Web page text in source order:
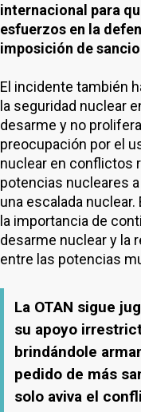
internacional para
esfuerzos en la
imposición de
El incidente también
la seguridad nuclear
desarme y no
preocupación por el
nuclear en conflictos
potencias nucleares
una escalada
la importancia de
desarme nuclear y la
entre las potencias
La OTAN sigue
su apoyo
brindándole
pedido de más
solo aviva el